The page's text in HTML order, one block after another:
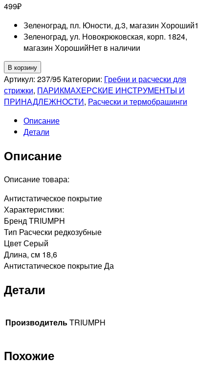
499₽
Зеленоград, пл. Юности, д.3, магазин Хороший1
Зеленоград, ул. Новокрюковская, корп. 1824,
магазин ХорошийНет в наличии
Количество
товара
TRIUMPH
Расческа
237/95,
18,6см
В корзину
Артикул: 237/95 Категории: Гребни и расчески для
стрижки, ПАРИКМАХЕРСКИЕ ИНСТРУМЕНТЫ И
ПРИНАДЛЕЖНОСТИ, Расчески и термобрашинги
Описание
Детали
Описание
Описание товара:
Антистатическое покрытие
Характеристики:
Бренд TRIUMPH
Тип Расчески редкозубные
Цвет Серый
Длина, см 18,6
Антистатическое покрытие Да
Детали
ПроизводительTRIUMPH
Похожие